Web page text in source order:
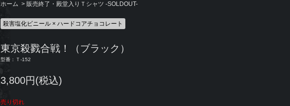
ホーム > 販売終了・殿堂入りＴシャツ -SOLDOUT-
殺害塩化ビニール × ハードコアチョコレート
東京殺戮合戦！（ブラック）
型番：Ｔ-152
3,800円(税込)
売り切れ